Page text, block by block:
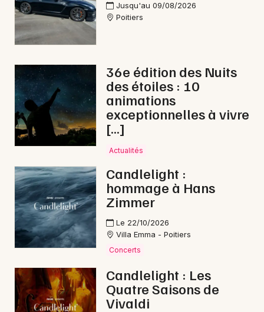
Lotos dans la Vienne
Lotos en Poitou-Charente
Lotos en Nouvelle-Aquitaine
Newsletter des sorties
Artistes en tournée
Actus à Châtellerault
Magazine à Châtellerault
Jusqu'au 09/08/2026
Poitiers
36e édition des Nuits
des étoiles : 10
animations
exceptionnelles à vivre
[…]
Actualités
Candlelight :
hommage à Hans
Zimmer
Le 22/10/2026
Villa Emma - Poitiers
Concerts
Candlelight : Les
Quatre Saisons de
Vivaldi